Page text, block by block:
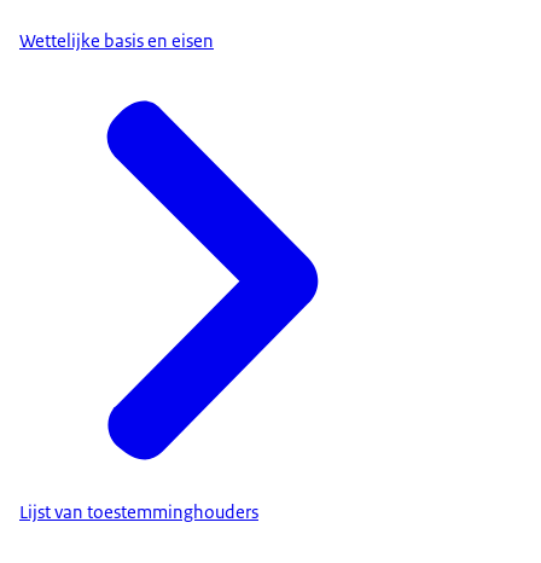
Wettelijke basis en eisen
Lijst van toestemminghouders